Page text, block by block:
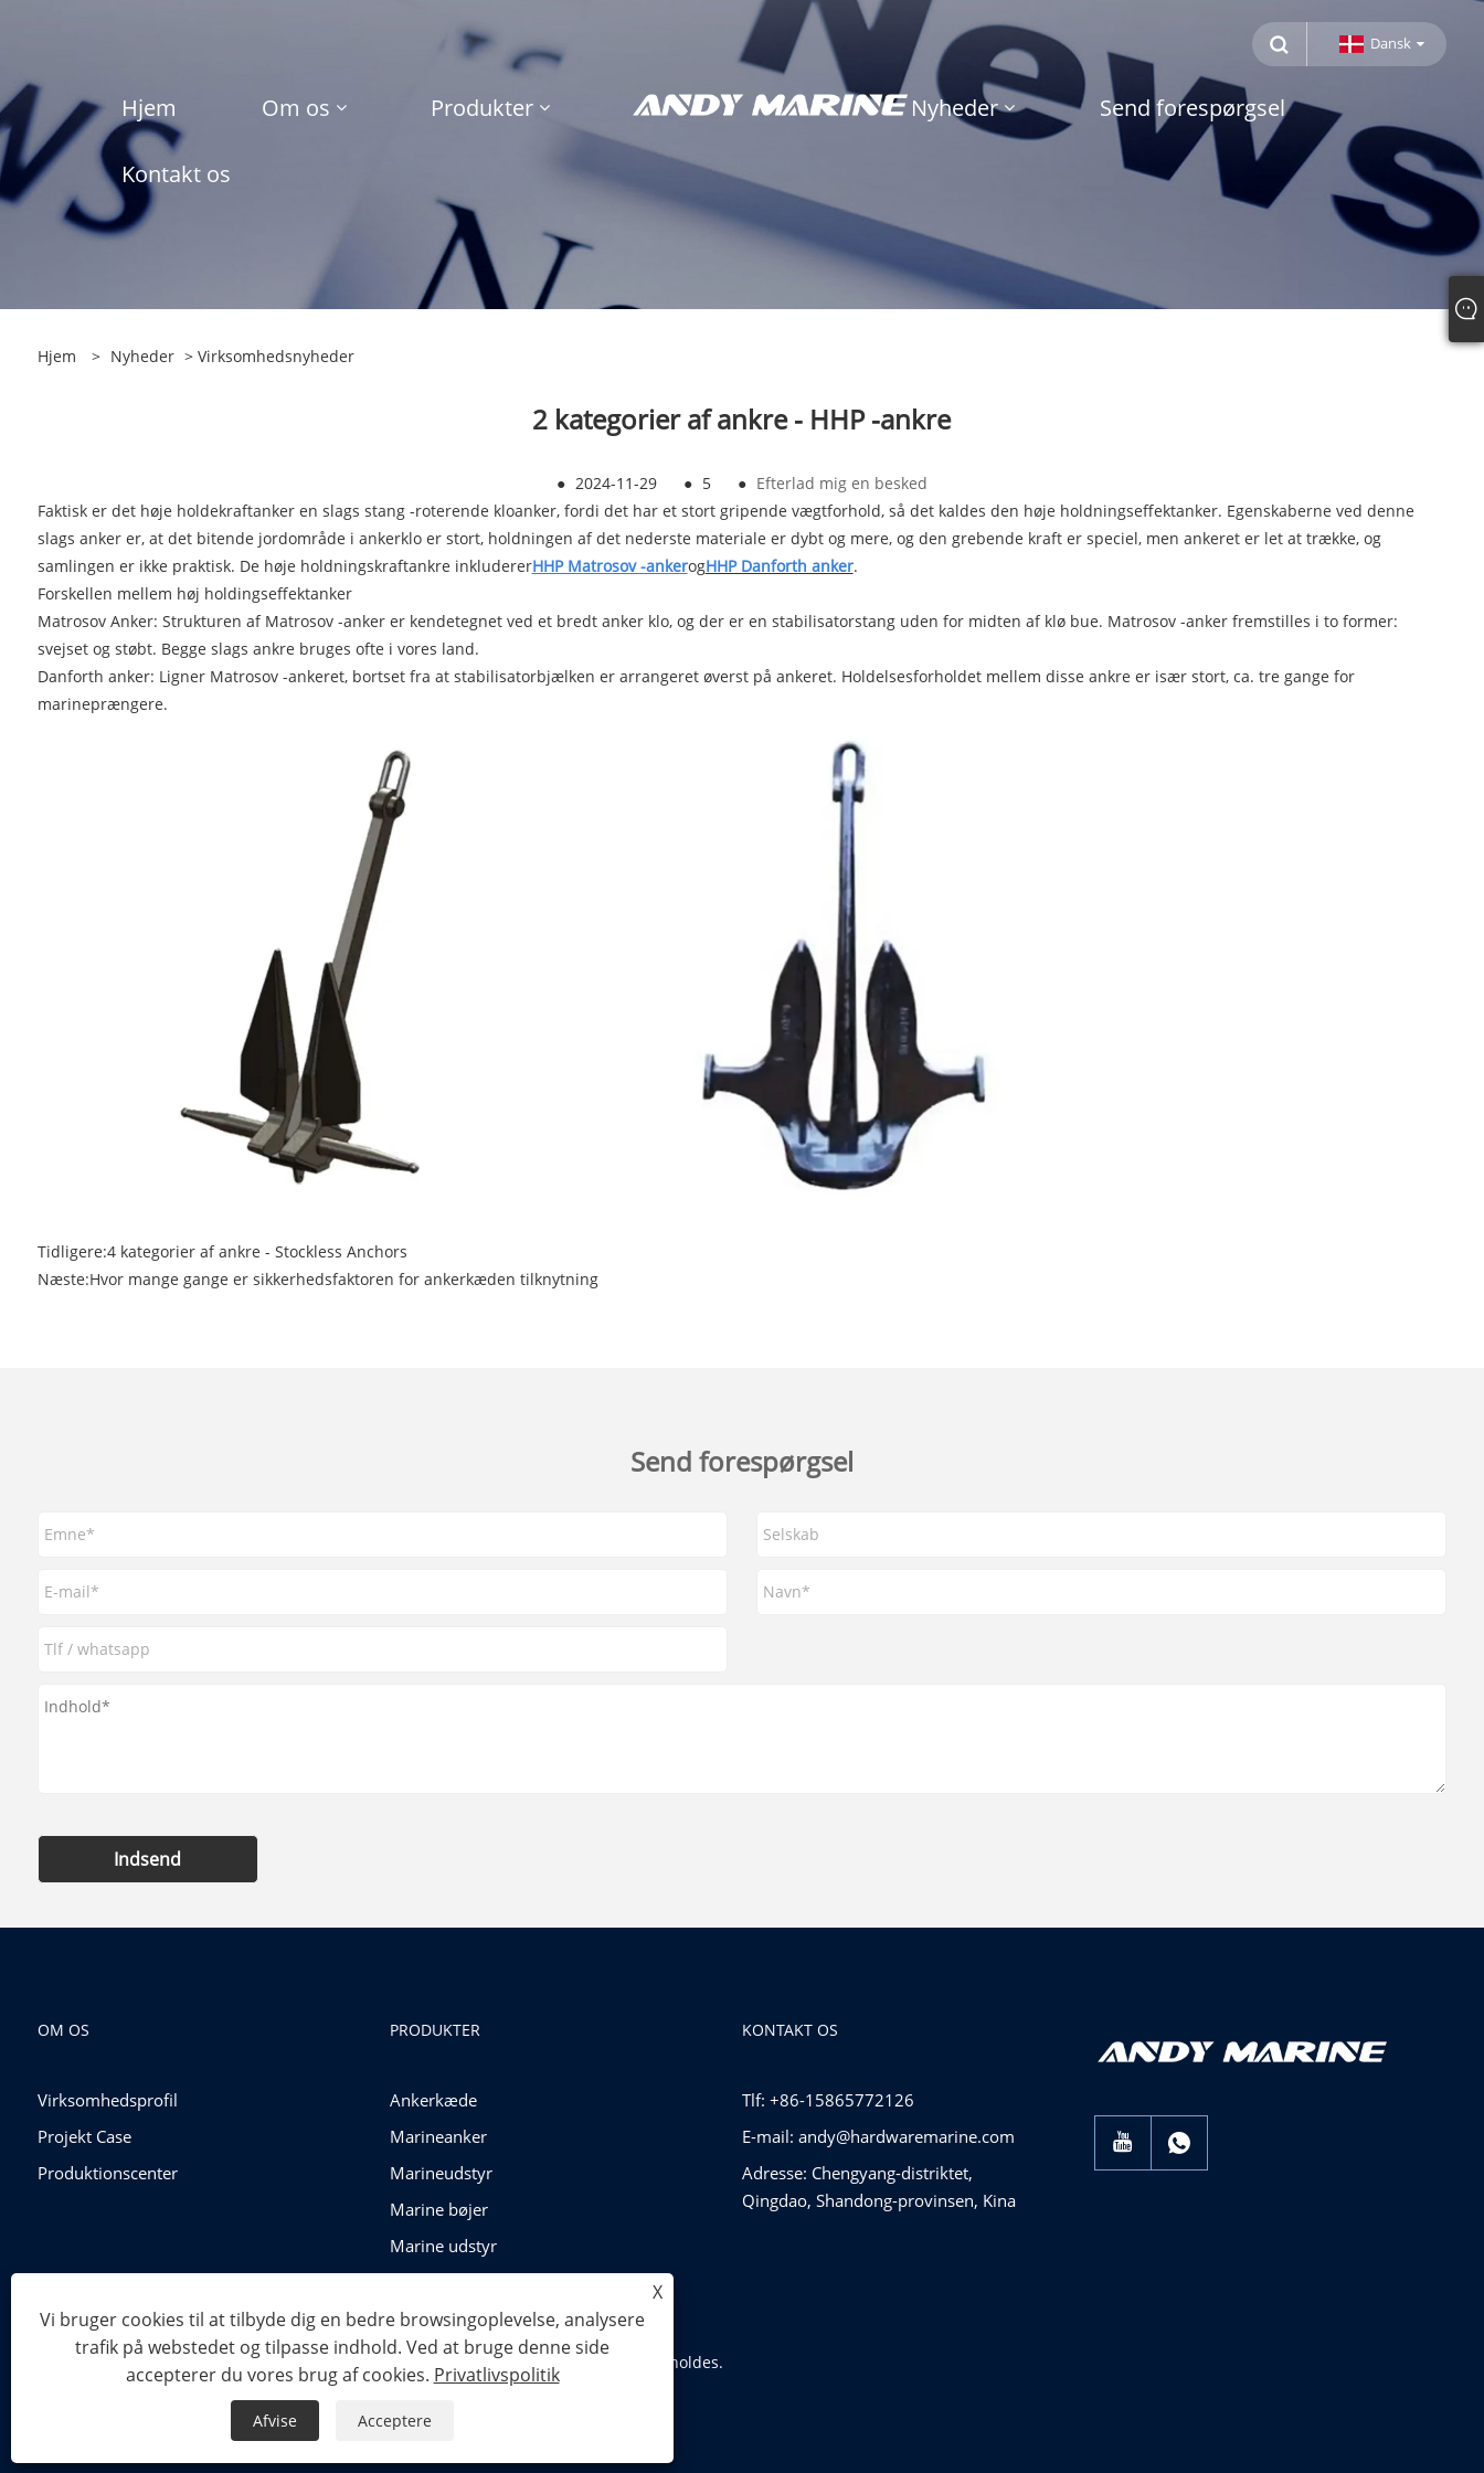
Dansk
Hjem Om os Produkter Nyheder Send forespørgsel
Kontakt os
Hjem > Nyheder > Virksomhedsnyheder
2 kategorier af ankre - HHP -ankre
● 2024-11-29 ● 5 ● Efterlad mig en besked
Faktisk er det høje holdekraftanker en slags stang -roterende kloanker, fordi det har et stort gripende vægtforhold, så det kaldes den høje holdningseffektanker. Egenskaberne ved denne
slags anker er, at det bitende jordområde i ankerklo er stort, holdningen af ​​det nederste materiale er dybt og mere, og den grebende kraft er speciel, men ankeret er let at trække, og
samlingen er ikke praktisk. De høje holdningskraftankre inkludererHHP Matrosov -ankerogHHP Danforth anker.
Forskellen mellem høj holdingseffektanker
Matrosov Anker: Strukturen af ​​Matrosov -anker er kendetegnet ved et bredt anker klo, og der er en stabilisatorstang uden for midten af ​​klø bue. Matrosov -anker fremstilles i to former:
svejset og støbt. Begge slags ankre bruges ofte i vores land.
Danforth anker: Ligner Matrosov -ankeret, bortset fra at stabilisatorbjælken er arrangeret øverst på ankeret. Holdelsesforholdet mellem disse ankre er især stort, ca. tre gange for
marineprængere.
Tidligere:4 kategorier af ankre - Stockless Anchors
Næste:Hvor mange gange er sikkerhedsfaktoren for ankerkæden tilknytning
Send forespørgsel
Indsend
OM OS
Virksomhedsprofil
Projekt Case
Produktionscenter
PRODUKTER
Ankerkæde
Marineanker
Marineudstyr
Marine bøjer
Marine udstyr
KONTAKT OS
Tlf: +86-15865772126
E-mail: andy@hardwaremarine.com
Adresse: Chengyang-distriktet,
Qingdao, Shandong-provinsen, Kina
Copyright © 2024 Shandong Power Industry and Trade Co., Ltd. Alle rettigheder forbeholdes.
XML Privatlivspolitik
X
Vi bruger cookies til at tilbyde dig en bedre browsingoplevelse, analysere
trafik på webstedet og tilpasse indhold. Ved at bruge denne side
accepterer du vores brug af cookies. Privatlivspolitik
Afvise Acceptere